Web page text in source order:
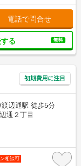
電話で問合せ
る 無料
初期費用に注目
辺通駅 徒歩5分
通２丁目
相談可